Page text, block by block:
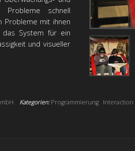
Probleme schnell
Probleme mit ihnen
das System für ein
und visueller
Kategorien:Programmierung Interaction